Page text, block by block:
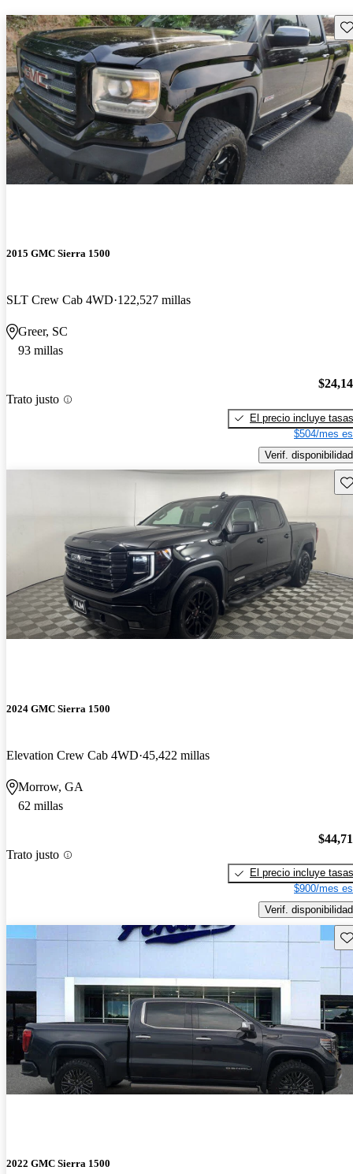
2015 GMC Sierra 1500
SLT Crew Cab 4WD 122,527 millas
Greer, SC
93 millas
Trato justo
El precio incluye tasas
$504/mes
Verif. disponibilidad
2024 GMC Sierra 1500
Elevation Crew Cab 4WD 45,422 millas
Morrow, GA
62 millas
Trato justo
El precio incluye tasas
$900/mes
Verif. disponibilidad
2022 GMC Sierra 1500